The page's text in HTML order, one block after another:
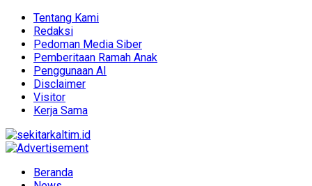
Tentang Kami
Redaksi
Pedoman Media Siber
Pemberitaan Ramah Anak
Penggunaan AI
Disclaimer
Visitor
Kerja Sama
Beranda